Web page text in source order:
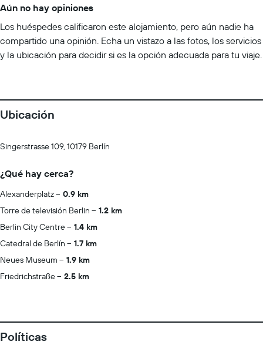
Aún no hay opiniones
Los huéspedes calificaron este alojamiento, pero aún nadie ha
compartido una opinión. Echa un vistazo a las fotos, los servicios
y la ubicación para decidir si es la opción adecuada para tu viaje.
Ubicación
Singerstrasse 109, 10179 Berlín
¿Qué hay cerca?
Alexanderplatz
0.9 km
Torre de televisión Berlin
1.2 km
Berlin City Centre
1.4 km
Catedral de Berlín
1.7 km
Neues Museum
1.9 km
Friedrichstraße
2.5 km
Políticas